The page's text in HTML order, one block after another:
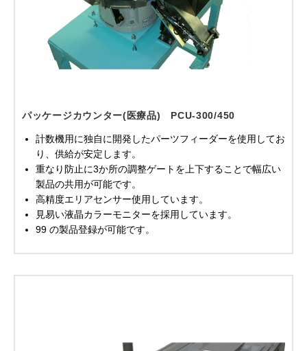
パッケージカウンター(医療品) PCU-300/450
計数機用に独自に開発したパーツフィーダーを使用してお
り、供給が安定します。
重なり防止に3か所の調整ゲートを上下することで幅広い
製品の共用が可能です。
高精度エリアセンサー使用しています。
見易い液晶カラーモニターを採用しています。
99 の製品登録が可能です。